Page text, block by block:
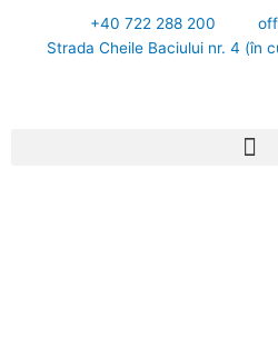
content
+40 722 288 200
Strada Cheile Baciului nr. 4 (în